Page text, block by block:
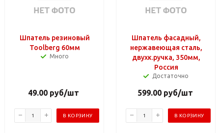
Шпатель резиновый
Toolberg 60мм
Много
49.00 руб/шт
В КОРЗИНУ
Шпатель фасадный,
нержавеющая сталь,
двухк.ручка, 350мм,
Россия
Достаточно
599.00руб/шт
В КОРЗИНУ